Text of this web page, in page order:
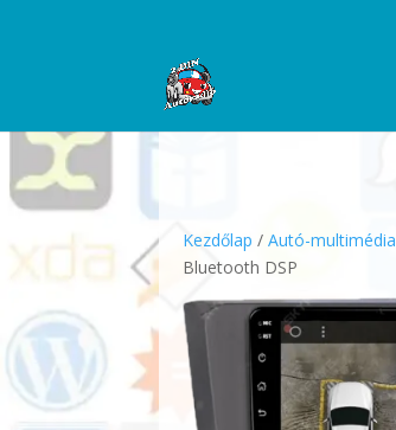
Kezdőlap /Autó-multimédia
Bluetooth DSP